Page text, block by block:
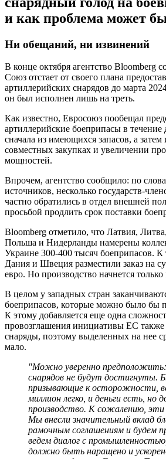
и как проблема может
Ни обещаний, ни извинений
В конце октября агентство Bloomberg
Союз отстает от своего плана
артиллерийских снарядов до марта
он был исполнен лишь на треть.
Как известно, Евросоюз пообещал
артиллерийские боеприпасы в течение
сначала из имеющихся запасов, а затем
совместных закупках и увеличении
мощностей.
Впрочем, агентство сообщило: по
источников, несколько государств-
частно обратились в отдел внешней
просьбой продлить срок поставки
Bloomberg отметило, что Латвия,
Польша и Нидерланды намерены
Украине 300-400 тысяч боеприпасов.
Дания и Швеция разместили заказ на
евро. Но производство начнется только
В целом у западных стран
боеприпасов, которые можно было бы
К этому добавляется еще одна
провозглашения инициативы ЕС также
снаряды, поэтому выделенных на нее
мало.
"Можно уверенно предположить:
снарядов не будут достигнуты.
призывающие к осторожности,
миллион легко, и деньги есть, но
производство. К сожалению, эти
Мы внесли значительный вклад
рамочным соглашениям и будем
ведем диалог с
должно быть наращено и